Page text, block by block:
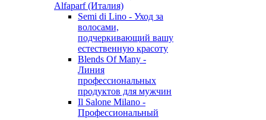
Alfaparf (Италия)
Semi di Lino - Уход за
волосами,
подчеркивающий вашу
естественную красоту
Blends Of Many -
Линия
профессиональных
продуктов для мужчин
Il Salone Milano -
Профессиональный